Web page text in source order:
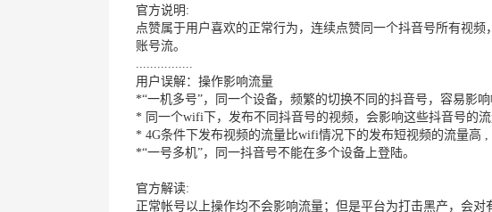
官方说明:
点赞属于用户喜欢的正常行为，连续点赞同一个抖音号所有视
账号流。
................
用户误解：操作影响流量
*“一机多号”，同一个设备，频繁的切换不同的抖音号，容易影
* 同一个wifi下，发布不同抖音号的视频，会影响这些抖音号的流
* 4G条件下发布视频的流量比wifi情况下的发布短视频的流量高 ,
*“一号多机”，同一抖音号不能在多个设备上登陆。
官方解读:
正常帐号以上操作均不会影响流量；但是平台为打击黑产，会对